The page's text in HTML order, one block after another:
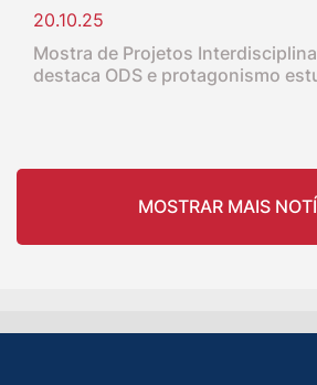
20.10.25
Mostra de Projetos
destaca ODS e protagonismo
MOSTRAR MAIS